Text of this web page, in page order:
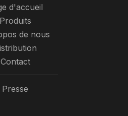
d'accueil
Produits
de nous
Contact
Presse